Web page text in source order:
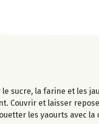
sucre, la farine et les
Couvrir et laisser
les yaourts avec la